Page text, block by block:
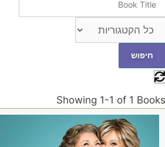
Showing 1-1 of 1 Books